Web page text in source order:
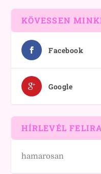
KÖVESSEN
Facebook
Google
HÍRLEVÉL
hamarosan